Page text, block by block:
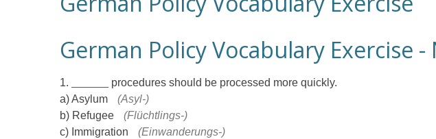
German Policy Vocabulary Exercise -
1.
procedures should be processed more quickly.
a) Asylum
(Asyl-)
b) Refugee
(Flüchtlings-)
c) Immigration
(Einwanderungs-)